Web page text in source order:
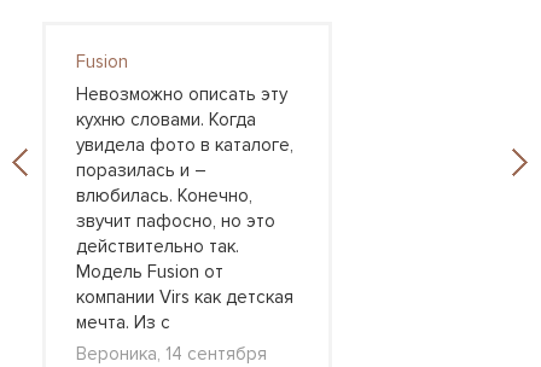
Fusion
Невозможно описать эту
кухню словами. Когда
увидела фото в каталоге,
поразилась и –
влюбилась. Конечно,
звучит пафосно, но это
действительно так.
Модель Fusion от
компании Virs как детская
мечта. Из с
Вероника, 14 сентября